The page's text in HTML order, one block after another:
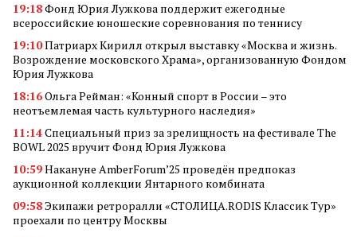
19:18Фонд Юрия Лужкова поддержит ежегодные
всероссийские юношеские соревнования по теннису
19:10Патриарх Кирилл открыл выставку «Москва и жизнь.
Возрождение московского Храма», организованную Фондом
Юрия Лужкова
18:16Ольга Рейман: «Конный спорт в России – это
неотъемлемая часть культурного наследия»
11:14Специальный приз за зрелищность на фестивале The
BOWL 2025 вручит Фонд Юрия Лужкова
10:59Накануне AmberForum’25 проведён предпоказ
аукционной коллекции Янтарного комбината
09:58Экипажи ретроралли «СТОЛИЦА.RODIS Классик Тур»
проехали по центру Москвы